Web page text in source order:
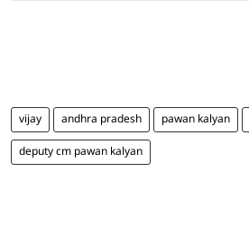
vijay andhra pradesh pawan kalyan
deputy cm pawan kalyan